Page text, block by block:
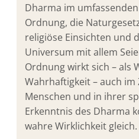
Dharma im
Ordnung, die
religiöse Einsichten und
Universum mit allem
Ordnung wirkt sich – als
Wahrhaftigkeit – auch
Menschen und in ihrer
Erkenntnis des Dharma
wahre Wirklichkeit gleich.